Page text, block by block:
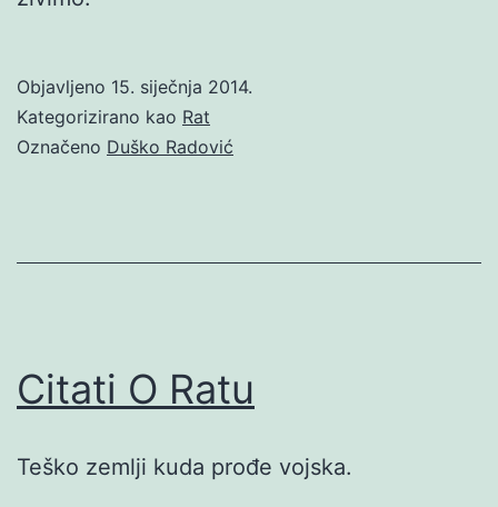
Objavljeno 15. siječnja 2014.
Kategorizirano kao Rat
Označeno Duško Radović
Citati O Ratu
Teško zemlji kuda prođe vojska.